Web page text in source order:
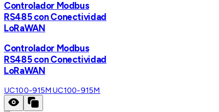
Controlador Modbus
RS485 con Conectividad
LoRaWAN
Controlador Modbus
RS485 con Conectividad
LoRaWAN
UC100-915M UC100-915M